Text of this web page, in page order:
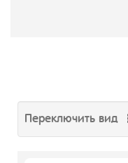
Переключить вид